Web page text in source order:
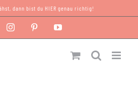
dann bist du HIER genau richtig!
InstagramPinterest